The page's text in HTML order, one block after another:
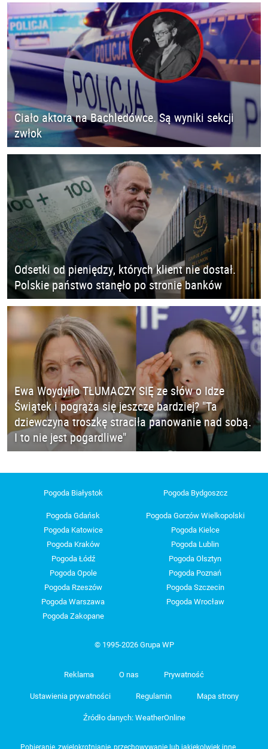
Ciało aktora na Bachledówce. Są wyniki sekcji
zwłok
Odsetki od pieniędzy, których klient nie dostał.
Polskie państwo stanęło po stronie banków
Ewa Woydyłło TŁUMACZY SIĘ ze słów o Idze
Świątek i pogrąża się jeszcze bardziej? "Ta
dziewczyna troszkę straciła panowanie nad sobą.
I to nie jest pogardliwe"
Pogoda Białystok Pogoda Bydgoszcz
Pogoda Gdańsk
Pogoda Gorzów Wielkopolski
Pogoda Katowice
Pogoda Kielce
Pogoda Kraków
Pogoda Lublin
Pogoda Łódź
Pogoda Olsztyn
Pogoda Opole
Pogoda Poznań
Pogoda Rzeszów
Pogoda Szczecin
Pogoda Warszawa
Pogoda Wrocław
Pogoda Zakopane
© 1995-2026 Grupa WP
Reklama O nas Prywatność
Ustawienia prywatności Regulamin Mapa strony
Źródło danych: WeatherOnline
Pobieranie, zwielokrotnianie, przechowywanie lub jakiekolwiek inne